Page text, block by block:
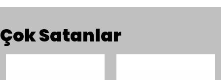
Çok Satanlar